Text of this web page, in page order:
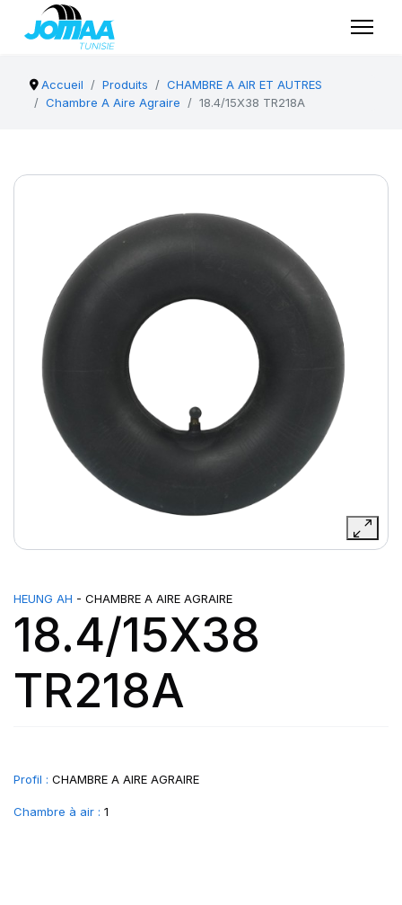
Accueil Produits
CHAMBRE A AIR ET AUTRES
Chambre A Aire Agraire
18.4/15X38 TR218A
HEUNG AH - CHAMBRE A AIRE AGRAIRE
18.4/15X38
TR218A
Profil : CHAMBRE A AIRE AGRAIRE
Chambre à air : 1